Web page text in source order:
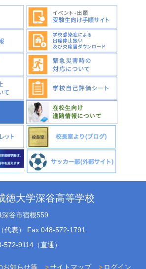
徳大学深谷高等学校
谷市宿根559
代表） Fax.048-572-1791
572-9114（直通）
ログイン
サイトマップ
お知らせ等